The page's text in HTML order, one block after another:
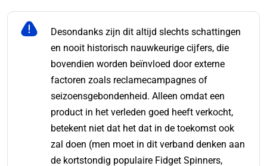
Desondanks zijn dit altijd slechts schattingen
en nooit historisch nauwkeurige cijfers, die
bovendien worden beïnvloed door externe
factoren zoals reclamecampagnes of
seizoensgebondenheid. Alleen omdat een
product in het verleden goed heeft verkocht,
betekent niet dat het dat in de toekomst ook
zal doen (men moet in dit verband denken aan
de kortstondig populaire Fidget Spinners,